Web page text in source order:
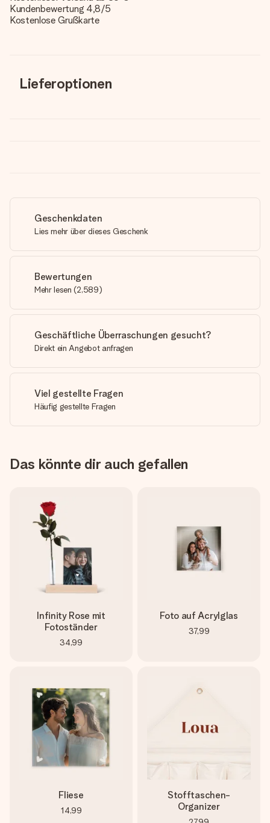
Kundenbewertung 4,8/5
Kostenlose Grußkarte
Lieferoptionen
Geschenkdaten
Lies mehr über dieses Geschenk
Bewertungen
Mehr lesen (2,589)
Geschäftliche Überraschungen gesucht?
Direkt ein Angebot anfragen
Viel gestellte Fragen
Häufig gestellte Fragen
Das könnte dir auch gefallen
Infinity Rose mit
Fotoständer
34,99
Foto auf Acrylglas
37,99
Fliese
14,99
Stofftaschen-
Organizer